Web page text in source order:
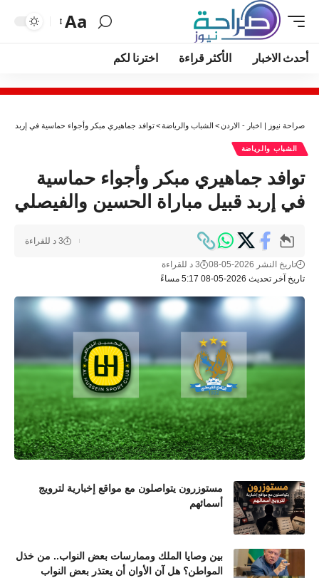
Aa
أحدث الاخبار الأكثر قراءة اخترنا لكم
صراحة نيوز | اخبار - الاردن> الشباب والرياضة>توافد جماهيري مبكر وأجواء حماسية في إربد
الشباب والرياضة
توافد جماهيري مبكر وأجواء حماسية
في إربد قبيل مباراة الحسين والفيصلي
تاريخ آخر تحديث 2026-05-08 5:17 مساءً
تاريخ النشر 2026-05-08 3 د للقراءة
3 د للقراءة
مستوزرون يتواصلون مع مواقع إخبارية لترويج
أسمائهم
بين وصايا الملك وممارسات بعض النواب.. من خذل
المواطن؟ هل آن الأوان أن يعتذر بعض النواب